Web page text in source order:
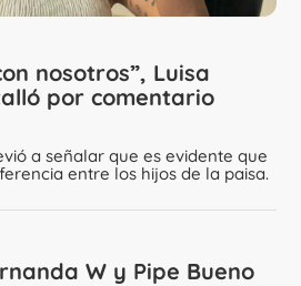
nosotros”, Luisa
por comentario
a señalar que es evidente que
entre los hijos de la paisa.
W y Pipe Bueno